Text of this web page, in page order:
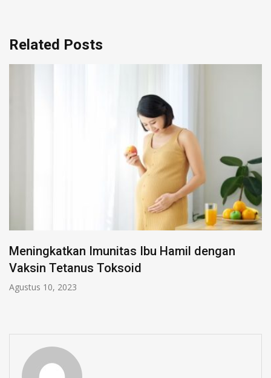
Related Posts
Peran dan Tantangan Big Data dalam
Pelayanan Kesehatan
Agustus 9, 2023